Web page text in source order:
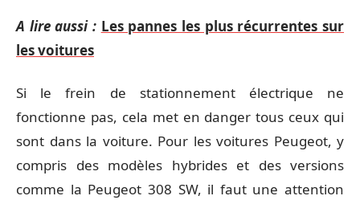
A lire aussi : Les pannes les plus récurrentes sur
les voitures
Si le frein de stationnement électrique ne
fonctionne pas, cela met en danger tous ceux qui
sont dans la voiture. Pour les voitures Peugeot, y
compris des modèles hybrides et des versions
comme la Peugeot 308 SW, il faut une attention